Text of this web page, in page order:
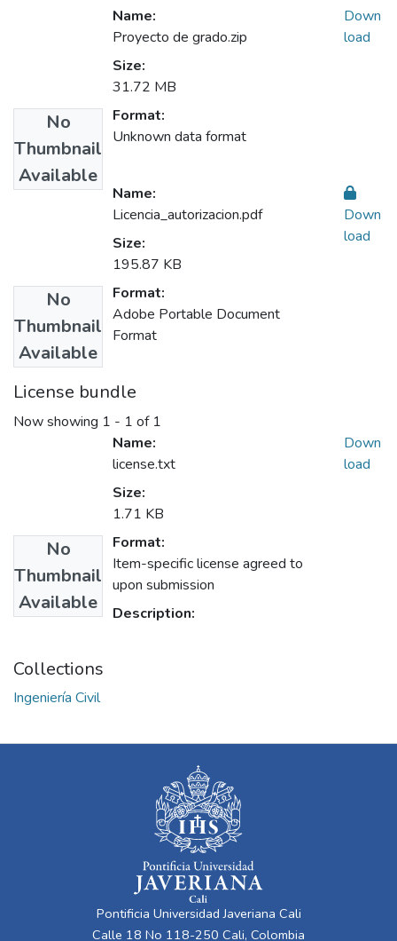
No
Thumbnail
Available
Name:
Proyecto de grado.zip
Size:
31.72 MB
Format:
Unknown data format
Down
load
No
Thumbnail
Available
Name:
Licencia_autorizacion.pdf
Size:
195.87 KB
Format:
Adobe Portable Document
Format
Down
load
License bundle
Now showing 1 - 1 of 1
No
Thumbnail
Available
Name:
license.txt
Size:
1.71 KB
Format:
Item-specific license agreed to
upon submission
Description:
Down
load
Collections
Ingeniería Civil
Pontificia Universidad Javeriana Cali
Calle 18 No 118-250 Cali, Colombia